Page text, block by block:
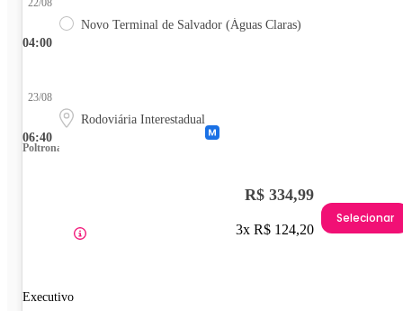
04:00
Novo Terminal de Salvador (Águas Claras)
06:40
23/08
Rodoviária Interestadual
Poltrona
Executivo
R$ 334,99
3x R$ 124,20
Selecionar